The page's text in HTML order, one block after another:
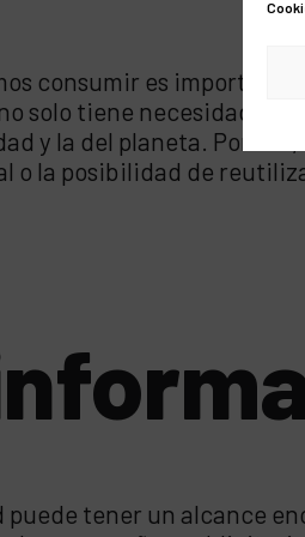
consumir es
solo tiene necesidades
y la del planeta. Por
o la posibilidad de
tener un alcance